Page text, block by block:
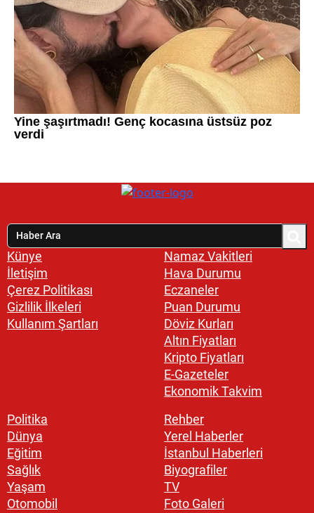
Künye
İletişim
Çerez Politikası
Gizlilik İlkeleri
Kullanım Şartları
Namaz Vakitleri
Hava Durumu
Eczaneler
Puan Durumu
Döviz Kurları
Altın Fiyatları
Kripto Fiyatları
E-Gazeteler
Ekonomik Takvim
Politika
Dünya
Eğitim
Sağlık
Yaşam
Otomobil
Rehber
Yerel Haberler
İstanbul Haberleri
Biyografiler
TV
Foto Galeri